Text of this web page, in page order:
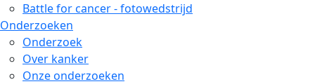
Battle for cancer - fotowedstrijd
Onderzoeken
Onderzoek
Over kanker
Onze onderzoeken